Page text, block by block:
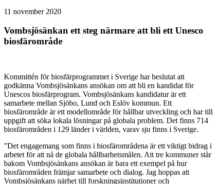
11 november 2020
Vombsjösänkan ett steg närmare att bli ett Unesco
biosfärområde
Kommittén för biosfärprogrammet i Sverige har beslutat att
godkänna Vombsjösänkans ansökan om att bli en kandidat för
Unescos biosfärprogram. Vombsjösänkans kandidatur är ett
samarbete mellan Sjöbo, Lund och Eslöv kommun. Ett
biosfärområde är ett modellområde för hållbar utveckling och har till
uppgift att söka lokala lösningar på globala problem. Det finns 714
biosfärområden i 129 länder i världen, varav sju finns i Sverige.
”Det engagemang som finns i biosfärområdena är ett viktigt bidrag i
arbetet för att nå de globala hållbarhetsmålen. Att tre kommuner står
bakom Vombsjösänkans ansökan är bara ett exempel på hur
biosfärområden främjar samarbete och dialog. Jag hoppas att
Vombsjösänkans närhet till forskningsinstitutioner och